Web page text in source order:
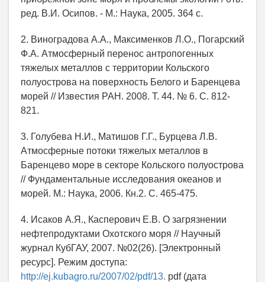
ред. В.И. Осипов. - М.: Наука, 2005. 364 с.
2. Виноградова А.А., Максименков Л.О., Погарский
Ф.А. Атмосферный перенос антропогенных
тяжелых металлов с территории Кольского
полуострова на поверхность Белого и Баренцева
морей // Известия РАН. 2008. Т. 44. № 6. С. 812-
821.
3. Голубева Н.И., Матишов Г.Г., Бурцева Л.В.
Атмосферные потоки тяжелых металлов в
Баренцево море в секторе Кольского полуострова
// Фундаментальные исследования океанов и
морей. М.: Наука, 2006. Кн.2. С. 465-475.
4. Исаков А.Я., Касперович Е.В. О загрязнении
нефтепродуктами Охотского моря // Научный
журнал КубГАУ, 2007. №02(26). [Электронный
ресурс]. Режим доступа:
http://ej.kubagro.ru/2007/02/pdf/13. pdf (дата